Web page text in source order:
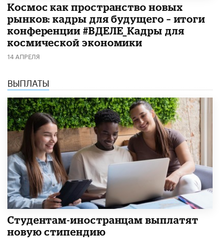
Космос как пространство новых
рынков: кадры для будущего – итоги
конференции #ВДЕЛЕ_Кадры для
космической экономики
14 АПРЕЛЯ
ВЫПЛАТЫ
Студентам-иностранцам выплатят
новую стипендию